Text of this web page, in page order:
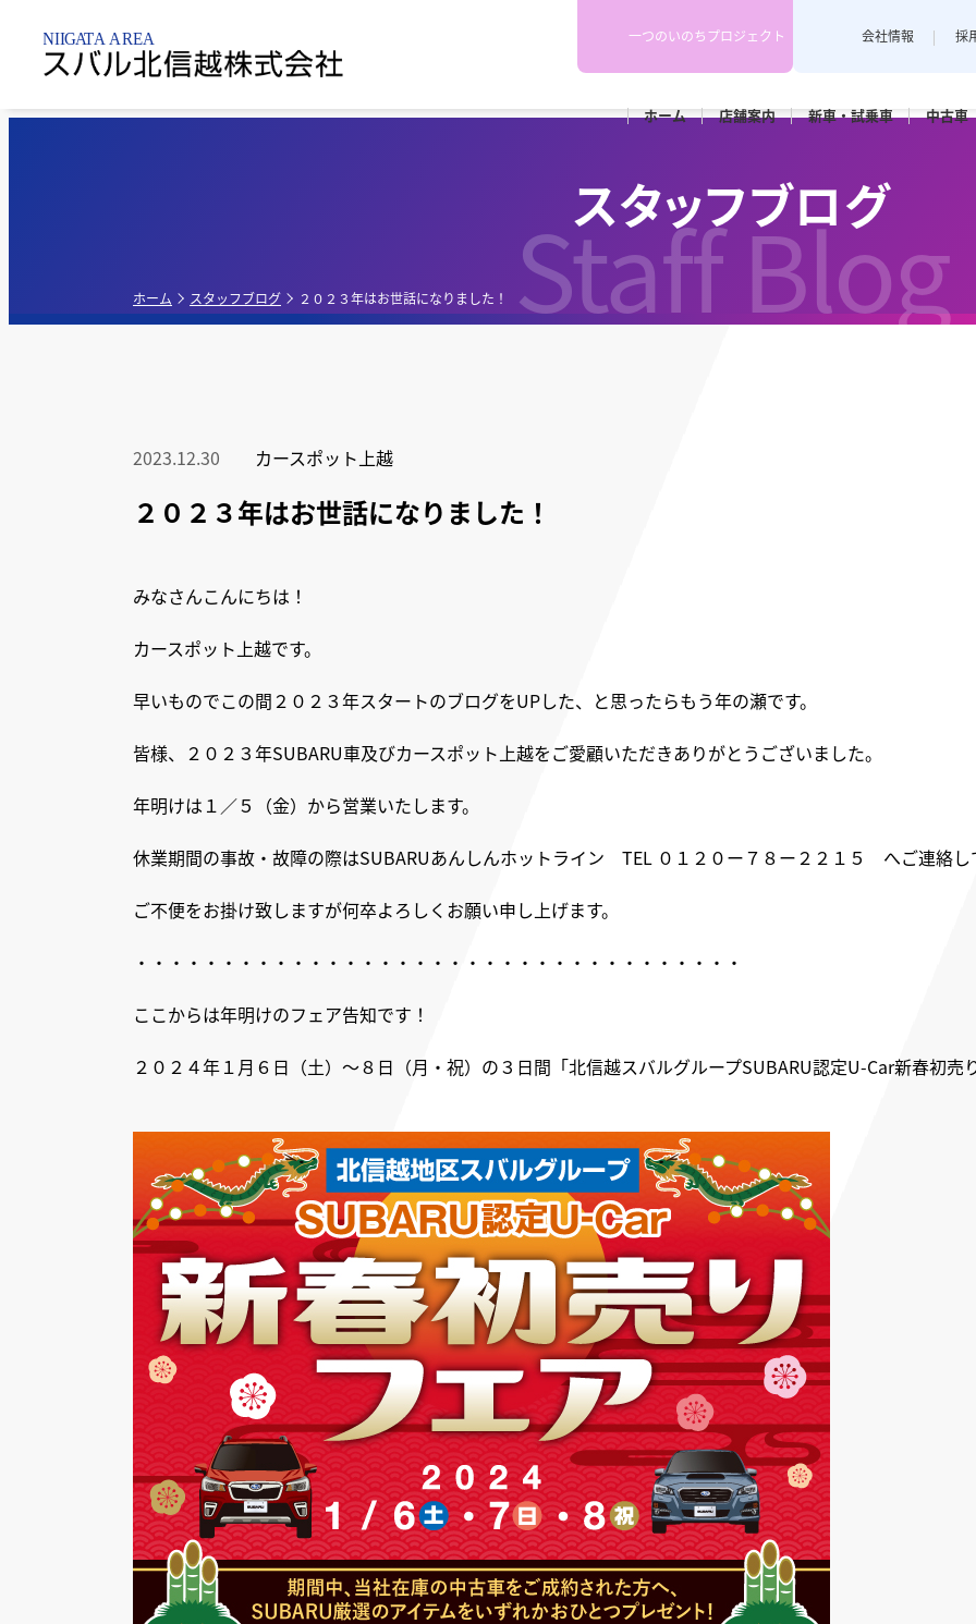
一つのいのちプロジェクト 会社情報 採
ホーム 店舗案内
新潟昭和橋店
新発田店
新車・中古車販
新車・試乗車 中古車
車検 メンテナンス
各店舗のスタッフがカーライフや
耳寄り情報を配信しています。
Staff Blog
スタッフブログ
ホーム スタッフブログ ２０２３年はお世話になりました！
2023.12.30 カースポット上越
２０２３年はお世話になりました！
みなさんこんにちは！
カースポット上越です。
早いものでこの間２０２３年スタートのブログをUPした、と思ったらもう年の瀬です。
皆様、２０２３年SUBARU車及びカースポット上越をご愛顧いただきありがとうございました。
年明けは１／５（金）から営業いたします。
休業期間の事故・故障の際はSUBARUあんしんホットライン TEL ０１２０ー７８ー２２１５ へご連絡し
ご不便をお掛け致しますが何卒よろしくお願い申し上げます。
・・・・・・・・・・・・・・・・・・・・・・・・・・・・・・・・・・・
ここからは年明けのフェア告知です！
２０２４年１月６日（土）～８日（月・祝）の３日間「北信越スバルグループSUBARU認定U-Car新春初